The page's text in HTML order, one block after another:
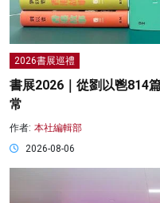
2026書展巡禮
書展2026｜從劉以鬯814
常
作者: 本社編輯部
2026-08-06